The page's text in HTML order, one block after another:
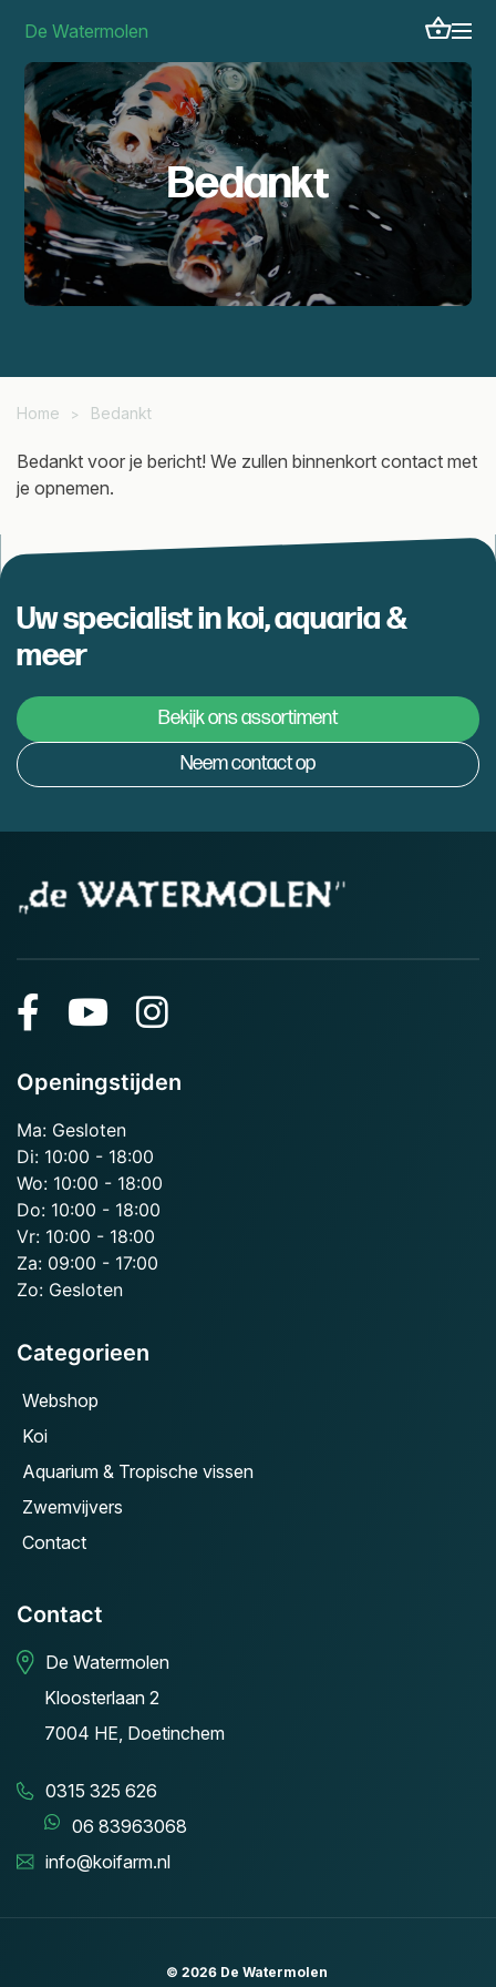
De Watermolen
Bedankt
Home > Bedankt
Bedankt voor je bericht! We zullen binnenkort contact met
je opnemen.
Uw specialist in koi, aquaria &
meer
Bekijk ons assortiment
Neem contact op
Openingstijden
Ma: Gesloten
Di: 10:00 - 18:00
Wo: 10:00 - 18:00
Do: 10:00 - 18:00
Vr: 10:00 - 18:00
Za: 09:00 - 17:00
Zo: Gesloten
Categorieen
Webshop
Koi
Aquarium & Tropische vissen
Zwemvijvers
Contact
Contact
De Watermolen
Kloosterlaan 2
7004 HE, Doetinchem
0315 325 626
06 83963068
info@koifarm.nl
© 2026 De Watermolen